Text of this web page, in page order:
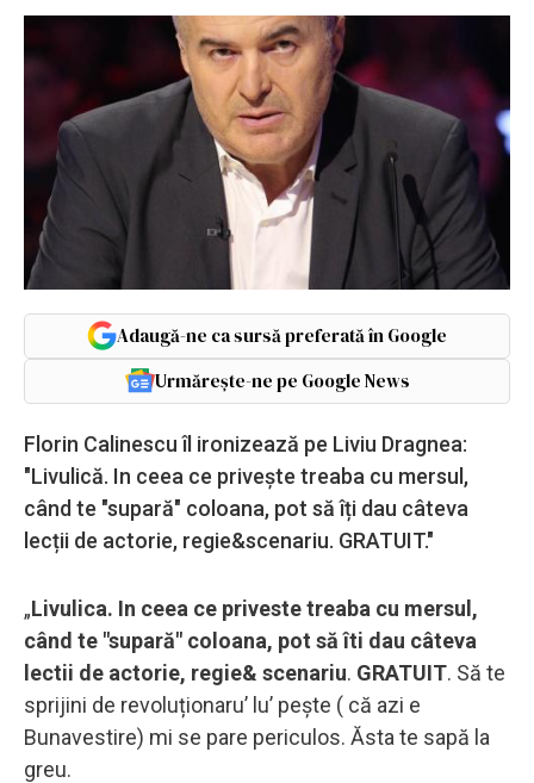
Adaugă-ne ca sursă preferată în Google
Urmărește-ne pe Google News
Florin Calinescu îl ironizează pe Liviu Dragnea:
"Livulică. In ceea ce privește treaba cu mersul,
când te "supară" coloana, pot să îți dau câteva
lecții de actorie, regie&scenariu. GRATUIT."
„Livulica. In ceea ce priveste treaba cu mersul,
când te "supară" coloana, pot să îti dau câteva
lectii de actorie, regie& scenariu. GRATUIT. Să te
sprijini de revoluționaru’ lu’ pește ( că azi e
Bunavestire) mi se pare periculos. Ăsta te sapă la
greu.